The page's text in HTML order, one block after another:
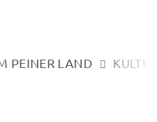
PEINER LAND